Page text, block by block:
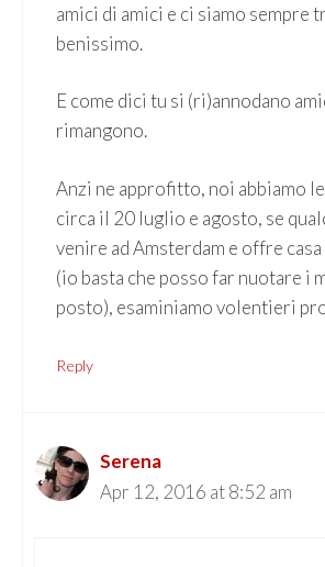
amici di amici e ci siamo sempre
benissimo.
E come dici tu si (ri)annodano
rimangono.
Anzi ne approfitto, noi abbiamo le
circa il 20 luglio e agosto, se
venire ad Amsterdam e offre
(io basta che posso far nuotare i
posto), esaminiamo volentieri
Reply
Serena
Apr 12, 2016 at 8:52 am